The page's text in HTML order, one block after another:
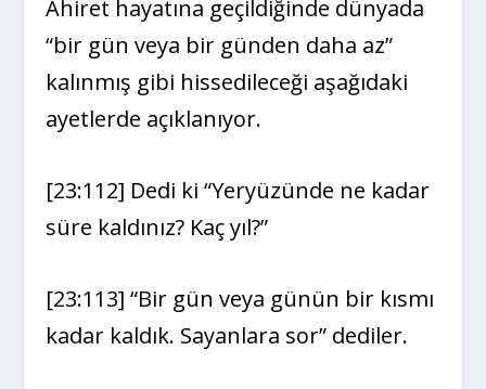
Ahiret hayatına geçildiğinde dünyada
“bir gün veya bir günden daha az”
kalınmış gibi hissedileceği aşağıdaki
ayetlerde açıklanıyor.
[23:112] Dedi ki “Yeryüzünde ne kadar
süre kaldınız? Kaç yıl?”
[23:113] “Bir gün veya günün bir kısmı
kadar kaldık. Sayanlara sor” dediler.